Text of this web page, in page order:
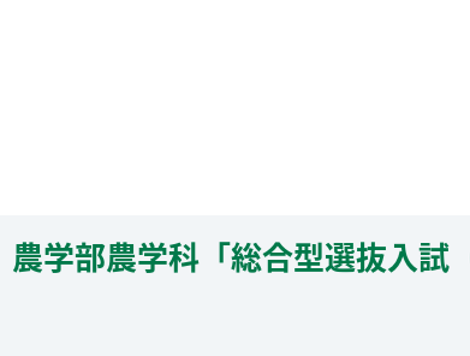
農学部農学科「総合型選抜入試